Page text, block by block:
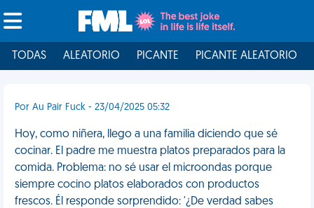
TODAS ALEATORIO PICANTE PICANTE ALEATORIO
Por Au Pair Fuck - 23/04/2025 05:32
Hoy, como niñera, llego a una familia diciendo que sé
cocinar. El padre me muestra platos preparados para la
comida. Problema: no sé usar el microondas porque
siempre cocino platos elaborados con productos
frescos. Él responde sorprendido: '¿De verdad sabes